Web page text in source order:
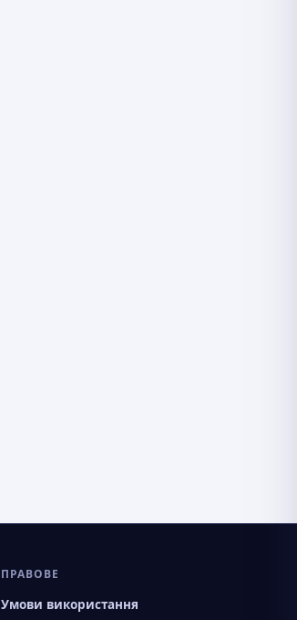
ПРАВОВЕ
Умови використання